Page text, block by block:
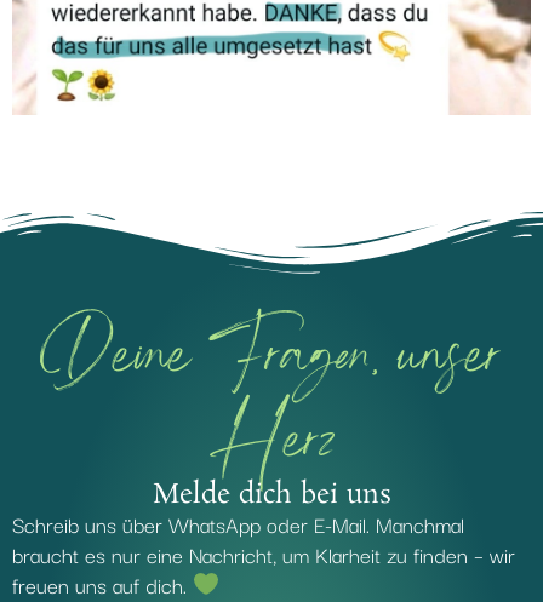
Deine Fragen, unser
Herz
Melde dich bei uns
Schreib uns über WhatsApp oder E-Mail. Manchmal
braucht es nur eine Nachricht, um Klarheit zu finden – wir
freuen uns auf dich.